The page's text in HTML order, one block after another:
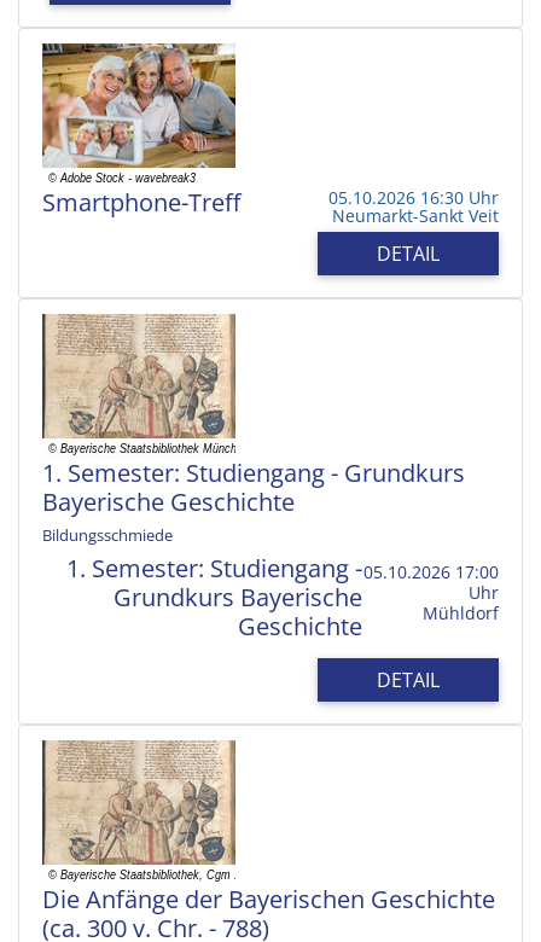
Smartphone-Treff 05.10.2026 16:30 Uhr
Neumarkt-Sankt Veit
DETAIL
1. Semester: Studiengang - Grundkurs
Bayerische Geschichte
Bildungsschmiede
1. Semester: Studiengang -
Grundkurs Bayerische
Geschichte
05.10.2026 17:00
Uhr
Mühldorf
DETAIL
Die Anfänge der Bayerischen Geschichte
(ca. 300 v. Chr. - 788)